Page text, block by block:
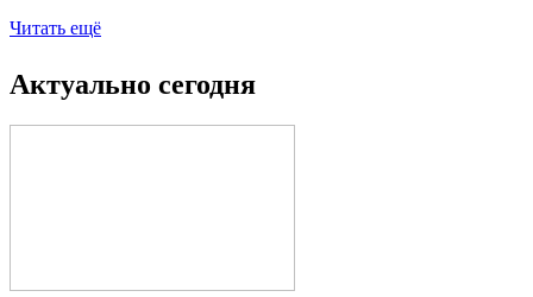
Читать ещё
Актуально сегодня